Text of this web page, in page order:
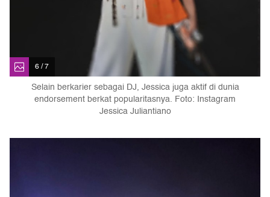
6 / 7
Selain berkarier sebagai DJ, Jessica juga aktif di dunia
endorsement berkat popularitasnya. Foto: Instagram
Jessica Juliantiano